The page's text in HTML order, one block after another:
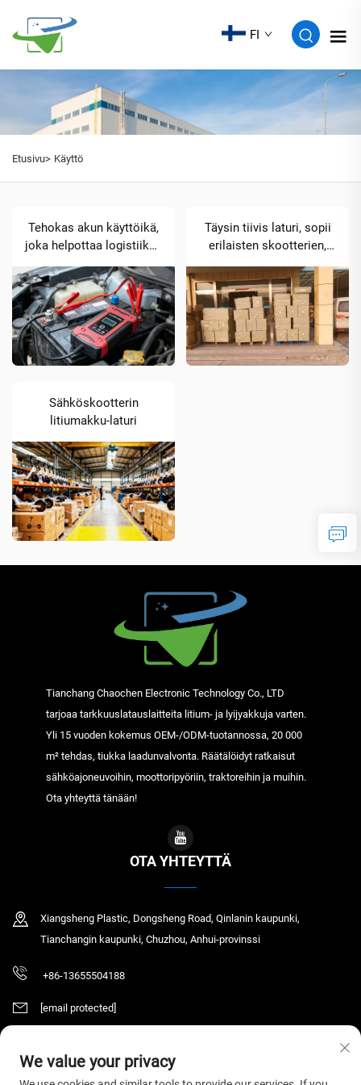
FI
Etusivu> Käyttö
Tehokas akun käyttöikä,
joka helpottaa logistiikan
kuljetuksia
Täysin tiivis laturi, sopii
erilaisten skootterien,
katselukuljetusajoneuvojen
ja golfkenttien akkujen
lataustarpeisiin
Sähköskootterin
litiumakku-laturi
Tianchang Chaochen Electronic Technology Co., LTD
tarjoaa tarkkuuslatauslaitteita litium- ja lyijyakkuja varten.
Yli 15 vuoden kokemus OEM-/ODM-tuotannossa, 20 000
m² tehdas, tiukka laadunvalvonta. Räätälöidyt ratkaisut
sähköajoneuvoihin, moottoripyöriin, traktoreihin ja muihin.
Ota yhteyttä tänään!
OTA YHTEYTTÄ
Xiangsheng Plastic, Dongsheng Road, Qinlanin kaupunki,
Tianchangin kaupunki, Chuzhou, Anhui-provinssi
+86-13655504188
[email protected]
Tekijänoikeus © 2026 Tianchang Chaochen Electronic Technology Co., LTD.
We value your privacy